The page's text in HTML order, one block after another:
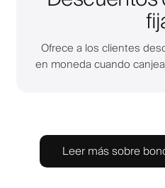
Ofrece a los clientes
en moneda cuando
Leer más sobre